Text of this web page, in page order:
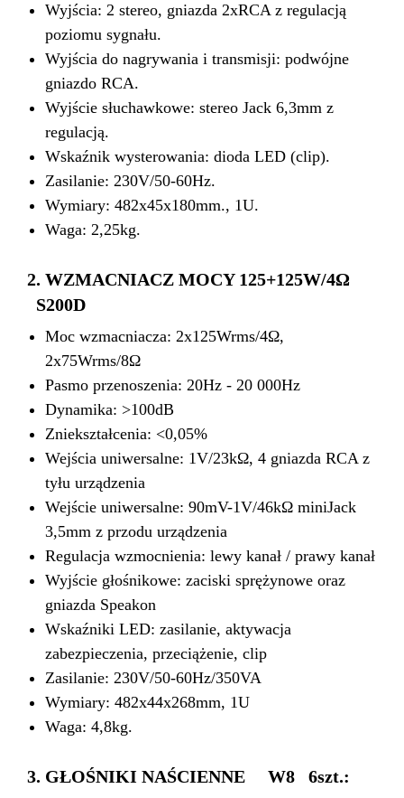
Wyjścia: 2 stereo, gniazda 2xRCA z regulacją
poziomu sygnału.
Wyjścia do nagrywania i transmisji: podwójne
gniazdo RCA.
Wyjście słuchawkowe: stereo Jack 6,3mm z
regulacją.
Wskaźnik wysterowania: dioda LED (clip).
Zasilanie: 230V/50-60Hz.
Wymiary: 482x45x180mm., 1U.
Waga: 2,25kg.
2. WZMACNIACZ MOCY 125+125W/4Ω
S200D
Moc wzmacniacza: 2x125Wrms/4Ω,
2x75Wrms/8Ω
Pasmo przenoszenia: 20Hz - 20 000Hz
Dynamika: >100dB
Zniekształcenia: <0,05%
Wejścia uniwersalne: 1V/23kΩ, 4 gniazda RCA z
tyłu urządzenia
Wejście uniwersalne: 90mV-1V/46kΩ miniJack
3,5mm z przodu urządzenia
Regulacja wzmocnienia: lewy kanał / prawy kanał
Wyjście głośnikowe: zaciski sprężynowe oraz
gniazda Speakon
Wskaźniki LED: zasilanie, aktywacja
zabezpieczenia, przeciążenie, clip
Zasilanie: 230V/50-60Hz/350VA
Wymiary: 482x44x268mm, 1U
Waga: 4,8kg.
3. GŁOŚNIKI NAŚCIENNE W8 6szt.: